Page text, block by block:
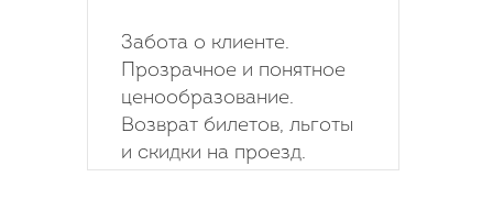
Забота о клиенте.
Прозрачное и понятное
ценообразование.
Возврат билетов, льготы
и скидки на проезд.